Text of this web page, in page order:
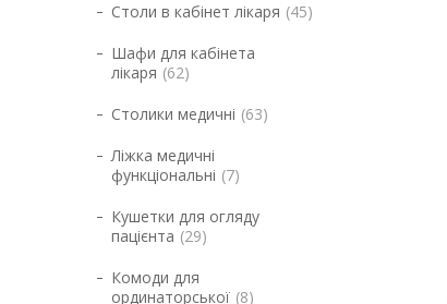
Столи в кабінет лікаря 45
Шафи для кабінета
лікаря 62
Столики медичні 63
Ліжка медичні
функціональні 7
Кушетки для огляду
пацієнта 29
Комоди для
ординаторської 8